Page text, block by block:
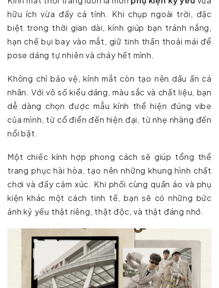
hữu ích vừa đầy cá tính. Khi chụp ngoài trời, đặc
biệt trong thời gian dài, kính giúp bạn tránh nắng,
hạn chế bụi bay vào mắt, giữ tinh thần thoải mái để
pose dáng tự nhiên và cháy hết mình.
Không chỉ bảo vệ, kính mắt còn tạo nên dấu ấn cá
nhân. Với vô số kiểu dáng, màu sắc và chất liệu, bạn
dễ dàng chọn được mẫu kính thể hiện đúng vibe
của mình, từ cổ điển đến hiện đại, từ nhẹ nhàng đến
nổi bật.
Một chiếc kính hợp phong cách sẽ giúp tổng thể
trang phục hài hòa, tạo nên những khung hình chất
chơi và đầy cảm xúc. Khi phối cùng quần áo và phụ
kiện khác một cách tinh tế, bạn sẽ có những bức
ảnh kỷ yếu thật riêng, thật độc, và thật đáng nhớ.